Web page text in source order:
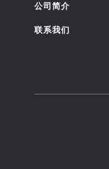
公司简介
联系我们